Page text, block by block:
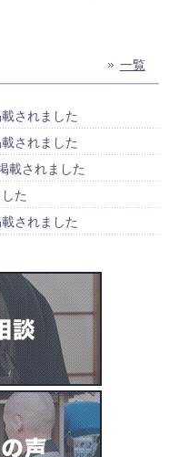
一覧
されました
されました
載されました
た
されました